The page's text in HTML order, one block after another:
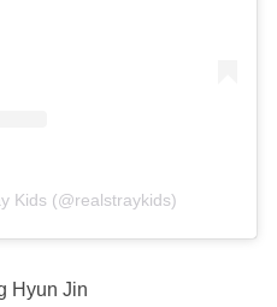
Kids (@realstraykids)
Hyun Jin